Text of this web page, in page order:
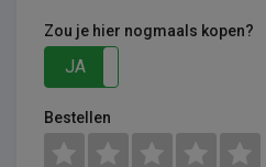
Zou je hier nogmaals kopen?
JA
Bestellen